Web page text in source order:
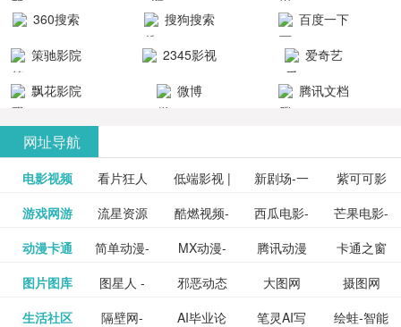
片、搞笑片
等全新电
影，是影
戏、整合安
卓破解软件
分享与下
载！旨在打
件共享站、
资源
航-办公运营
360搜索
搜狗搜索
百度一下
策驰影院
2345影视
大全
爱奇艺
VIP会员
飘花影院
微博 腾讯文档
网址导航
电影视频 看片狂人 低端影视 |
免费高清
在线电影
新剧场-一
个网盘资
源分享小
紫可可影
视-紫可可,
免费提供
泡剧网_最
新电视剧
免费在线
更多>>
游戏网游 流星资源
网-流星蝴
蝶剑官网
酷燃视频-
致力于打
造中国领
西瓜电影-
西瓜视频
网站电影
芒果电影-
芒果TV网
站电影频
豆瓣电影-
豆瓣电影
更多>>
动漫卡通 简单动漫-
日本动画
MX动漫-
最新最全
腾讯动漫
频道
卡通之窗
三毛漫画
网
更多>>
图片图库 图星人 -
设计图片
邪恶动态
图片大全
大图网
摄图网
图行天下
更多>>
生活社区 隔壁网- AI毕业论 笔灵AI写 绘蛙-智能